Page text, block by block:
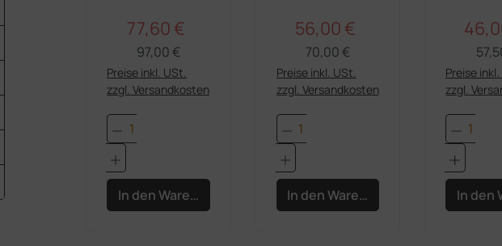
Verkaufspreis:
77,60 €
97,00 €
Preise inkl. USt.
zzgl. Versandkosten
Produkt Anzahl: Gib den gewünschten
In den Warenkorb
Verkaufspreis:
56,00 €
70,00 €
Preise inkl. USt.
zzgl. Versandkosten
Produkt Anzahl: Gib
In den Warenkorb
Preise
zzgl.
In den